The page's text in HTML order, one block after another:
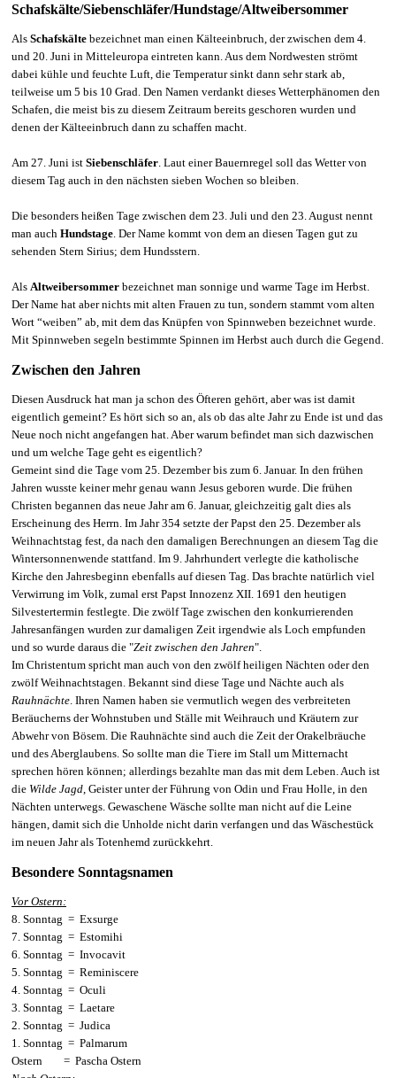
Schafskälte/Siebenschläfer/Hundstage/Altweibersommer
Als Schafskälte bezeichnet man einen Kälteeinbruch, der zwischen dem 4.
und 20. Juni in Mitteleuropa eintreten kann. Aus dem Nordwesten strömt
dabei kühle und feuchte Luft, die Temperatur sinkt dann sehr stark ab,
teilweise um 5 bis 10 Grad. Den Namen verdankt dieses Wetterphänomen den
Schafen, die meist bis zu diesem Zeitraum bereits geschoren wurden und
denen der Kälteeinbruch dann zu schaffen macht.
Am 27. Juni ist Siebenschläfer . Laut einer Bauernregel soll das Wetter von
diesem Tag auch in den nächsten sieben Wochen so bleiben.
Die besonders heißen Tage zwischen dem 23. Juli und den 23. August nennt
man auch Hundstage . Der Name kommt von dem an diesen Tagen gut zu
sehenden Stern Sirius; dem Hundsstern.
Als Altweibersommer bezeichnet man sonnige und warme Tage im Herbst.
Der Name hat aber nichts mit alten Frauen zu tun, sondern stammt vom alten
Wort “weiben” ab, mit dem das Knüpfen von Spinnweben bezeichnet wurde.
Mit Spinnweben segeln bestimmte Spinnen im Herbst auch durch die Gegend.
Zwischen den Jahren
Diesen Ausdruck hat man ja schon des Öfteren gehört, aber was ist damit
eigentlich gemeint? Es hört sich so an, als ob das alte Jahr zu Ende ist und das
Neue noch nicht angefangen hat. Aber warum befindet man sich dazwischen
und um welche Tage geht es eigentlich?
Gemeint sind die Tage vom 25. Dezember bis zum 6. Januar. In den frühen
Jahren wusste keiner mehr genau wann Jesus geboren wurde. Die frühen
Christen begannen das neue Jahr am 6. Januar, gleichzeitig galt dies als
Erscheinung des Herrn. Im Jahr 354 setzte der Papst den 25. Dezember als
Weihnachtstag fest, da nach den damaligen Berechnungen an diesem Tag die
Wintersonnenwende stattfand. Im 9. Jahrhundert verlegte die katholische
Kirche den Jahresbeginn ebenfalls auf diesen Tag. Das brachte natürlich viel
Verwirrung im Volk, zumal erst Papst Innozenz XII. 1691 den heutigen
Silvestertermin festlegte. Die zwölf Tage zwischen den konkurrierenden
Jahresanfängen wurden zur damaligen Zeit irgendwie als Loch empfunden
und so wurde daraus die "Zeit zwischen den Jahren".
Im Christentum spricht man auch von den zwölf heiligen Nächten oder den
zwölf Weihnachtstagen. Bekannt sind diese Tage und Nächte auch als
Rauhnächte . Ihren Namen haben sie vermutlich wegen des verbreiteten
Beräucherns der Wohnstuben und Ställe mit Weihrauch und Kräutern zur
Abwehr von Bösem. Die Rauhnächte sind auch die Zeit der Orakelbräuche
und des Aberglaubens. So sollte man die Tiere im Stall um Mitternacht
sprechen hören können; allerdings bezahlte man das mit dem Leben. Auch ist
die Wilde Jagd , Geister unter der Führung von Odin und Frau Holle, in den
Nächten unterwegs. Gewaschene Wäsche sollte man nicht auf die Leine
hängen, damit sich die Unholde nicht darin verfangen und das Wäschestück
im neuen Jahr als Totenhemd zurückkehrt.
Besondere Sonntagsnamen
Vor Ostern:
8. Sonntag = Exsurge
7. Sonntag = Estomihi
6. Sonntag = Invocavit
5. Sonntag = Reminiscere
4. Sonntag = Oculi
3. Sonntag = Laetare
2. Sonntag = Judica
1. Sonntag = Palmarum
Ostern = Pascha Ostern